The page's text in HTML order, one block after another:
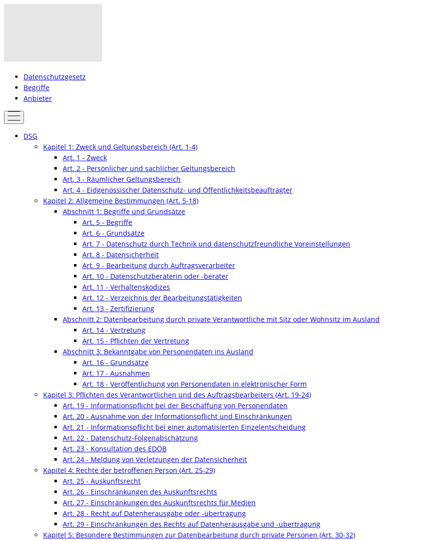
Datenschutzgesetz
Begriffe
Anbieter
DSG
Kapitel 1: Zweck und Geltungsbereich (Art. 1-4)
Art. 1 - Zweck
Art. 2 - Persönlicher und sachlicher Geltungsbereich
Art. 3 - Räumlicher Geltungsbereich
Art. 4 - Eidgenössischer Datenschutz- und Öffentlichkeitsbeauftragter
Kapitel 2: Allgemeine Bestimmungen (Art. 5-18)
Abschnitt 1: Begriffe und Grundsätze
Art. 5 - Begriffe
Art. 6 - Grundsätze
Art. 7 - Datenschutz durch Technik und datenschutzfreundliche Voreinstellungen
Art. 8 - Datensicherheit
Art. 9 - Bearbeitung durch Auftragsverarbeiter
Art. 10 - Datenschutzberaterin oder -berater
Art. 11 - Verhaltenskodizes
Art. 12 - Verzeichnis der Bearbeitungstätigkeiten
Art. 13 - Zertifizierung
Abschnitt 2: Datenbearbeitung durch private Verantwortliche mit Sitz oder Wohnsitz im Ausland
Art. 14 - Vertretung
Art. 15 - Pflichten der Vertretung
Abschnitt 3: Bekanntgabe von Personendaten ins Ausland
Art. 16 - Grundsätze
Art. 17 - Ausnahmen
Art. 18 - Veröffentlichung von Personendaten in elektronischer Form
Kapitel 3: Pflichten des Verantwortlichen und des Auftragsbearbeiters (Art. 19-24)
Art. 19 - Informationspflicht bei der Beschaffung von Personendaten
Art. 20 - Ausnahme von der Informationspflicht und Einschränkungen
Art. 21 - Informationspflicht bei einer automatisierten Einzelentscheidung
Art. 22 - Datenschutz-Folgenabschätzung
Art. 23 - Konsultation des EDÖB
Art. 24 - Meldung von Verletzungen der Datensicherheit
Kapitel 4: Rechte der betroffenen Person (Art. 25-29)
Art. 25 - Auskunftsrecht
Art. 26 - Einschränkungen des Auskunftsrechts
Art. 27 - Einschränkungen des Auskunftsrechts für Medien
Art. 28 - Recht auf Datenherausgabe oder -übertragung
Art. 29 - Einschränkungen des Rechts auf Datenherausgabe und -übertragung
Kapitel 5: Besondere Bestimmungen zur Datenbearbeitung durch private Personen (Art. 30-32)